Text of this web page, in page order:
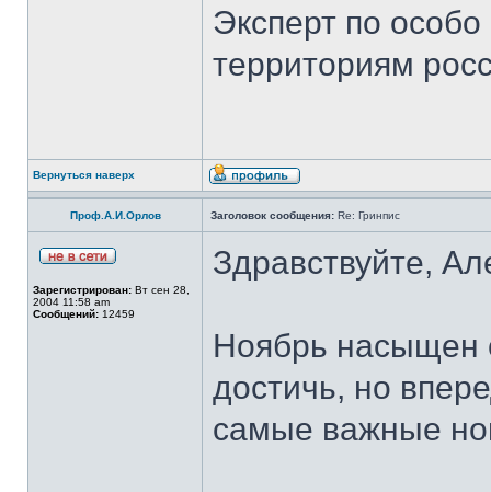
Эксперт по
территориям
Вернуться наверх
Проф.А.И.Орлов Заголовок сообщения: Re: Гринпис
Зарегистрирован: Вт сен 28,
2004 11:58 am
Сообщений: 12459
Здравствуйте,
Ноябрь насыщен
достичь, но
самые важные